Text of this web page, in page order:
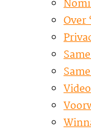
Over
Video